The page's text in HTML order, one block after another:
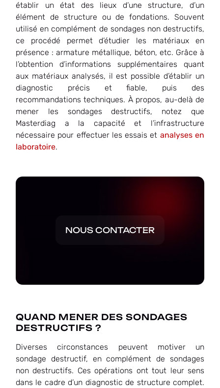
établir un état des lieux d’une structure, d’un
élément de structure ou de fondations. Souvent
utilisé en complément de sondages non destructifs,
ce procédé permet d’étudier les matériaux en
présence : armature métallique, béton, etc. Grâce à
l’obtention d’informations supplémentaires quant
aux matériaux analysés, il est possible d’établir un
diagnostic précis et fiable, puis des
recommandations techniques. À propos, au-delà de
mener les sondages destructifs, notez que
Masterdiag a la capacité et l’infrastructure
nécessaire pour effectuer les essais et analyses en
laboratoire.
NOUS CONTACTER
QUAND MENER DES SONDAGES
DESTRUCTIFS ?
Diverses circonstances peuvent motiver un
sondage destructif, en complément de sondages
non destructifs. Ces opérations ont tout leur sens
dans le cadre d’un diagnostic de structure complet.